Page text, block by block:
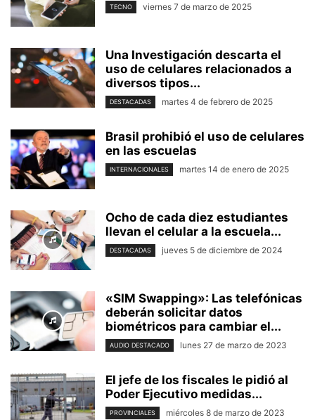
TECNO viernes 7 de marzo de 2025
Una Investigación descarta el
uso de celulares relacionados a
diversos tipos...
DESTACADAS martes 4 de febrero de 2025
Brasil prohibió el uso de celulares
en las escuelas
INTERNACIONALES martes 14 de enero de 2025
Ocho de cada diez estudiantes
llevan el celular a la escuela...
DESTACADAS jueves 5 de diciembre de 2024
«SIM Swapping»: Las telefónicas
deberán solicitar datos
biométricos para cambiar el...
AUDIO DESTACADO lunes 27 de marzo de 2023
El jefe de los fiscales le pidió al
Poder Ejecutivo medidas...
PROVINCIALES miércoles 8 de marzo de 2023